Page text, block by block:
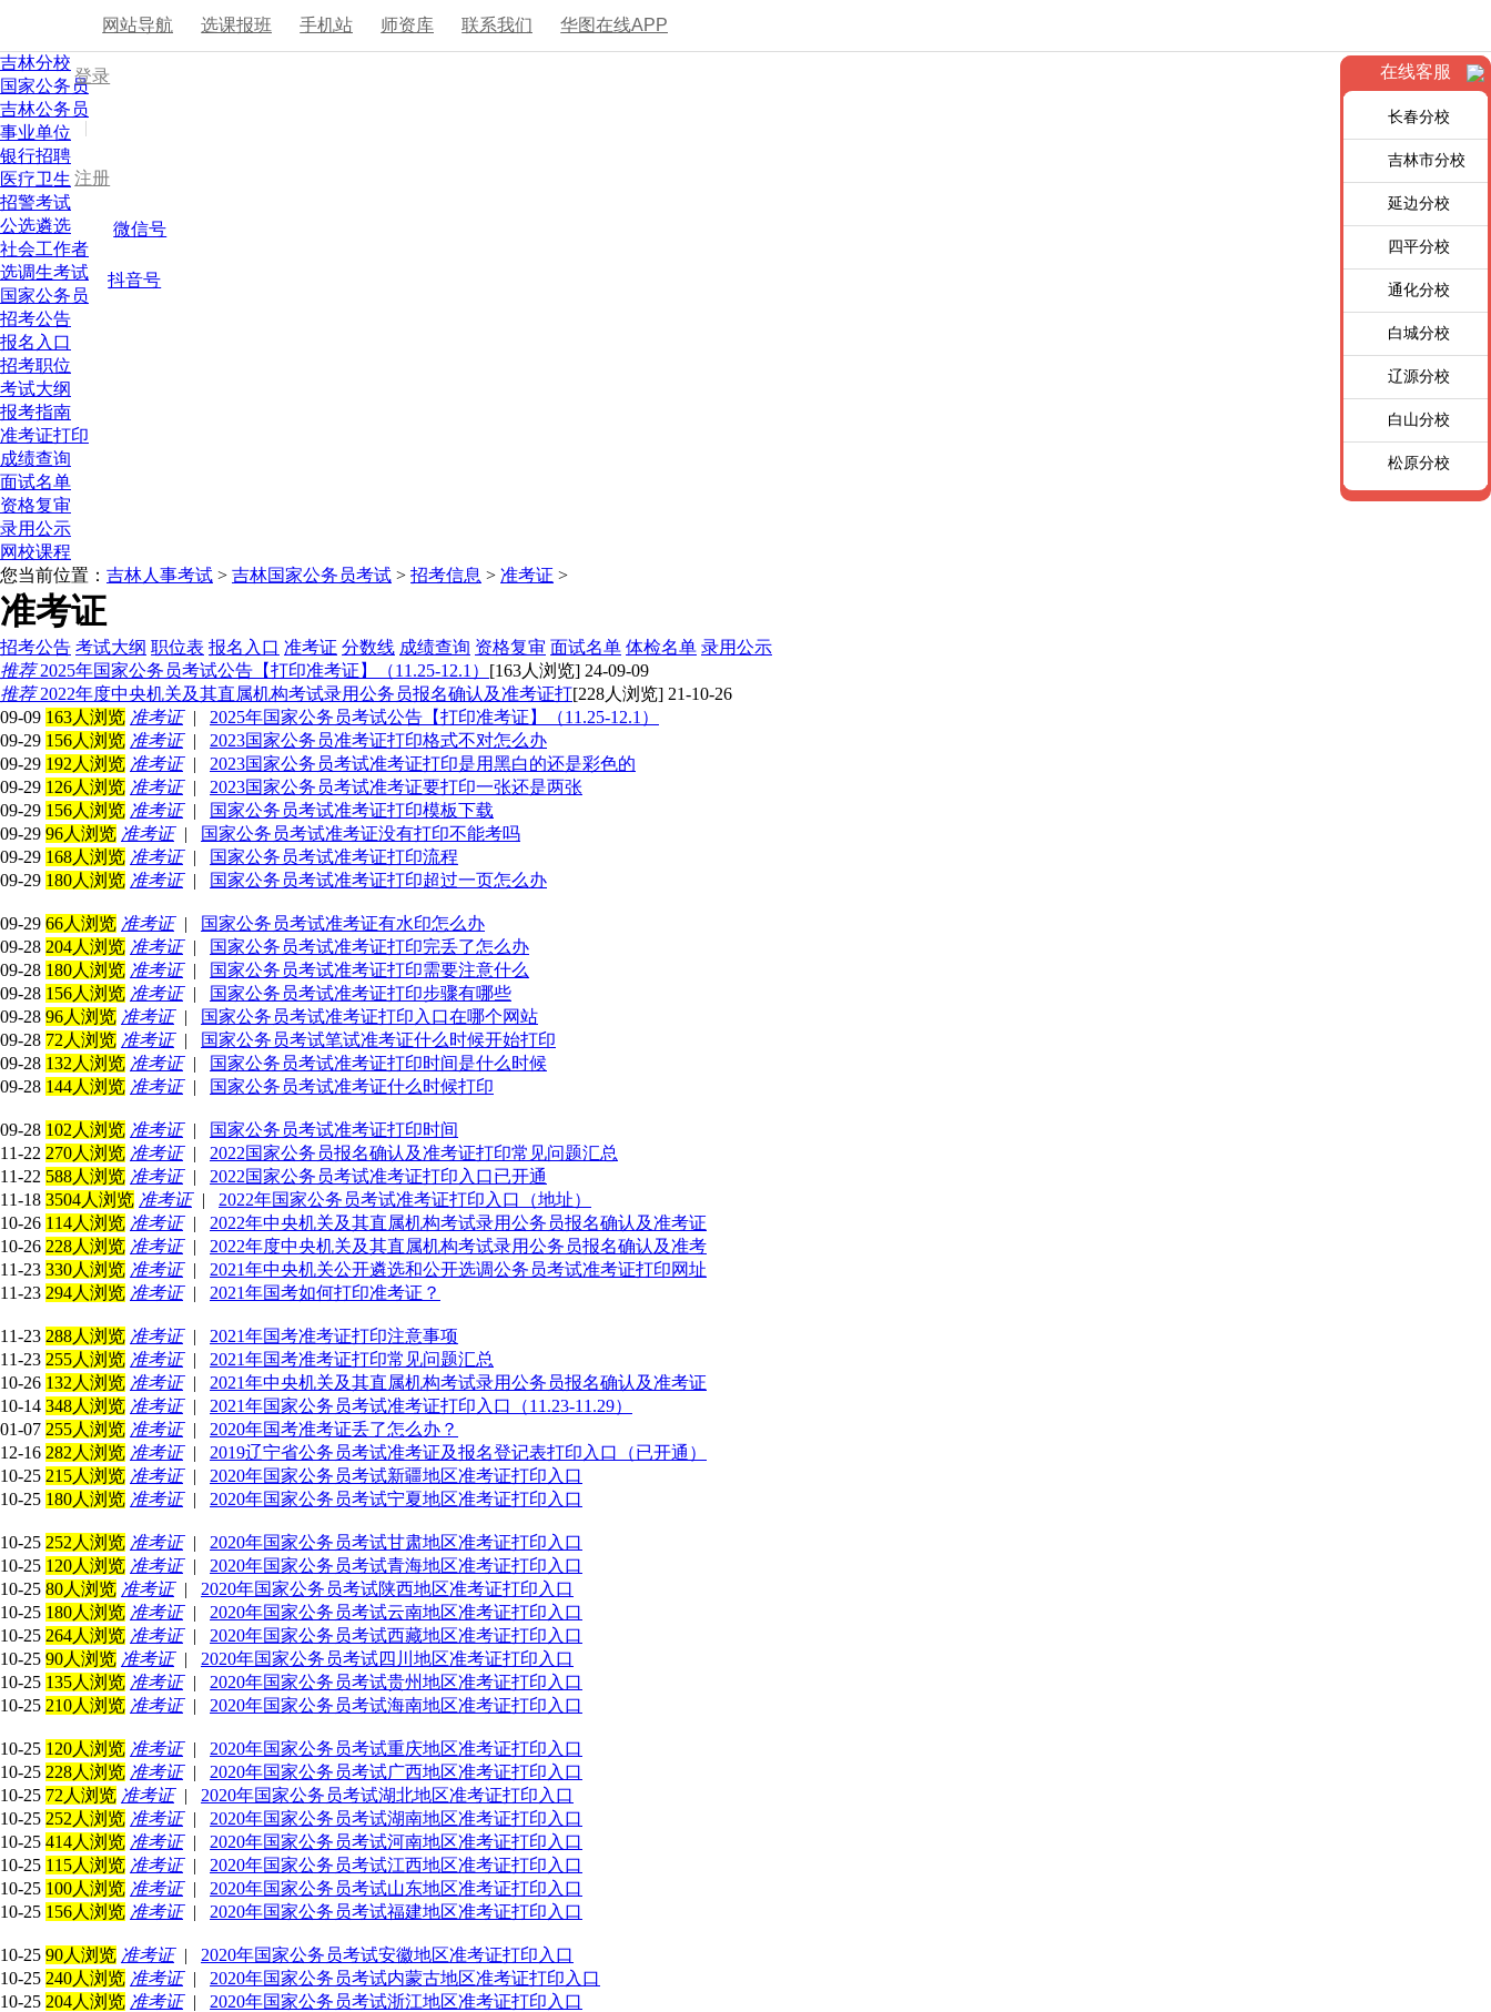
网站导航 选课报班 手机站 师资库 联系我们 华图在线APP
登录
|
注册
微信号
抖音号
吉林分校
国家公务员
吉林公务员
事业单位
银行招聘
医疗卫生
招警考试
公选遴选
社会工作者
选调生考试
国家公务员
招考公告
报名入口
招考职位
考试大纲
报考指南
准考证打印
成绩查询
面试名单
资格复审
录用公示
网校课程
您当前位置： 吉林人事考试 > 吉林国家公务员考试 > 招考信息 > 准考证 >
准考证
招考公告 考试大纲 职位表 报名入口 准考证 分数线 成绩查询 资格复审 面试名单 体检名单 录用公示
推荐2025年国家公务员考试公告【打印准考证】（11.25-12.1） [163人浏览] 24-09-09
推荐2022年度中央机关及其直属机构考试录用公务员报名确认及准考证打[228人浏览] 21-10-26
09-09 163人浏览 准考证|
2025年国家公务员考试公告【打印准考证】（11.25-12.1）
09-29 156人浏览 准考证|
2023国家公务员准考证打印格式不对怎么办
09-29 192人浏览 准考证|
2023国家公务员考试准考证打印是用黑白的还是彩色的
09-29 126人浏览 准考证|
2023国家公务员考试准考证要打印一张还是两张
09-29 156人浏览 准考证|
国家公务员考试准考证打印模板下载
09-29 96人浏览 准考证|
国家公务员考试准考证没有打印不能考吗
09-29 168人浏览 准考证|
国家公务员考试准考证打印流程
09-29 180人浏览 准考证| 国家公务员考试准考证打印超过一页怎么办
09-29 66人浏览 准考证|
国家公务员考试准考证有水印怎么办
09-28 204人浏览 准考证|
国家公务员考试准考证打印完丢了怎么办
09-28 180人浏览 准考证|
国家公务员考试准考证打印需要注意什么
09-28 156人浏览 准考证|
国家公务员考试准考证打印步骤有哪些
09-28 96人浏览 准考证|
国家公务员考试准考证打印入口在哪个网站
09-28 72人浏览 准考证|
国家公务员考试笔试准考证什么时候开始打印
09-28 132人浏览 准考证|
国家公务员考试准考证打印时间是什么时候
09-28 144人浏览 准考证| 国家公务员考试准考证什么时候打印
09-28 102人浏览 准考证|
国家公务员考试准考证打印时间
11-22 270人浏览 准考证|
2022国家公务员报名确认及准考证打印常见问题汇总
11-22 588人浏览 准考证|
2022国家公务员考试准考证打印入口已开通
11-18 3504人浏览 准考证|
2022年国家公务员考试准考证打印入口（地址）
10-26 114人浏览 准考证|
2022年中央机关及其直属机构考试录用公务员报名确认及准考证
10-26 228人浏览 准考证|
2022年度中央机关及其直属机构考试录用公务员报名确认及准考
11-23 330人浏览 准考证|
2021年中央机关公开遴选和公开选调公务员考试准考证打印网址
11-23 294人浏览 准考证| 2021年国考如何打印准考证？
11-23 288人浏览 准考证|
2021年国考准考证打印注意事项
11-23 255人浏览 准考证|
2021年国考准考证打印常见问题汇总
10-26 132人浏览 准考证|
2021年中央机关及其直属机构考试录用公务员报名确认及准考证
10-14 348人浏览 准考证|
2021年国家公务员考试准考证打印入口（11.23-11.29）
01-07 255人浏览 准考证|
2020年国考准考证丢了怎么办？
12-16 282人浏览 准考证|
2019辽宁省公务员考试准考证及报名登记表打印入口（已开通）
10-25 215人浏览 准考证|
2020年国家公务员考试新疆地区准考证打印入口
10-25 180人浏览 准考证| 2020年国家公务员考试宁夏地区准考证打印入口
10-25 252人浏览 准考证|
2020年国家公务员考试甘肃地区准考证打印入口
10-25 120人浏览 准考证|
2020年国家公务员考试青海地区准考证打印入口
10-25 80人浏览 准考证|
2020年国家公务员考试陕西地区准考证打印入口
10-25 180人浏览 准考证|
2020年国家公务员考试云南地区准考证打印入口
10-25 264人浏览 准考证|
2020年国家公务员考试西藏地区准考证打印入口
10-25 90人浏览 准考证|
2020年国家公务员考试四川地区准考证打印入口
10-25 135人浏览 准考证|
2020年国家公务员考试贵州地区准考证打印入口
10-25 210人浏览 准考证| 2020年国家公务员考试海南地区准考证打印入口
10-25 120人浏览 准考证|
2020年国家公务员考试重庆地区准考证打印入口
10-25 228人浏览 准考证|
2020年国家公务员考试广西地区准考证打印入口
10-25 72人浏览 准考证|
2020年国家公务员考试湖北地区准考证打印入口
10-25 252人浏览 准考证|
2020年国家公务员考试湖南地区准考证打印入口
10-25 414人浏览 准考证|
2020年国家公务员考试河南地区准考证打印入口
10-25 115人浏览 准考证|
2020年国家公务员考试江西地区准考证打印入口
10-25 100人浏览 准考证|
2020年国家公务员考试山东地区准考证打印入口
10-25 156人浏览 准考证| 2020年国家公务员考试福建地区准考证打印入口
10-25 90人浏览 准考证|
2020年国家公务员考试安徽地区准考证打印入口
10-25 240人浏览 准考证|
2020年国家公务员考试内蒙古地区准考证打印入口
10-25 204人浏览 准考证|
2020年国家公务员考试浙江地区准考证打印入口
在线客服
长春分校
吉林市分校
延边分校
四平分校
通化分校
白城分校
辽源分校
白山分校
松原分校